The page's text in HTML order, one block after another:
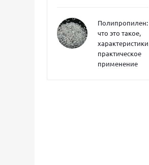
Полипропилен:
что это такое,
характеристики,
практическое
применение